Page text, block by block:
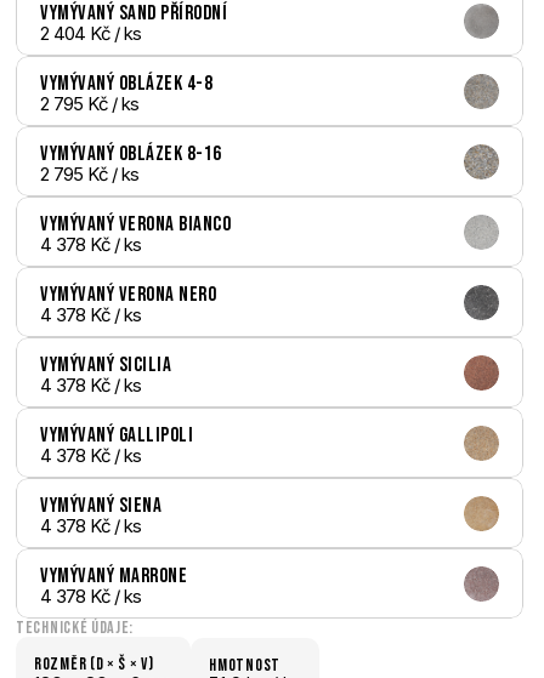
Vymývaný Sand přírodní
2 404 Kč / ks
Vymývaný Oblázek 4-8
2 795 Kč / ks
Vymývaný Oblázek 8-16
2 795 Kč / ks
Vymývaný Verona bianco
4 378 Kč / ks
Vymývaný Verona nero
4 378 Kč / ks
Vymývaný Sicilia
4 378 Kč / ks
Vymývaný Gallipoli
4 378 Kč / ks
Vymývaný Siena
4 378 Kč / ks
Vymývaný Marrone
4 378 Kč / ks
Technické údaje:
Rozměr (D × š × V)
hmotnost